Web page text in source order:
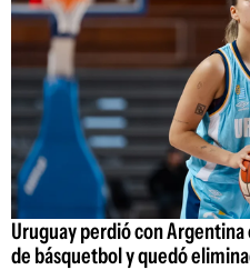
Uruguay perdió con
de básquetbol y quedó